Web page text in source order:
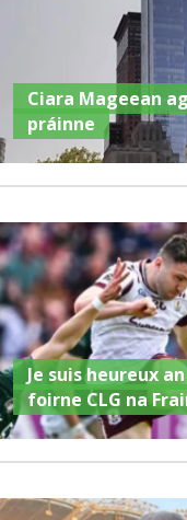
Ciara Mageean
práinne
Je suis heureux
foirne CLG na